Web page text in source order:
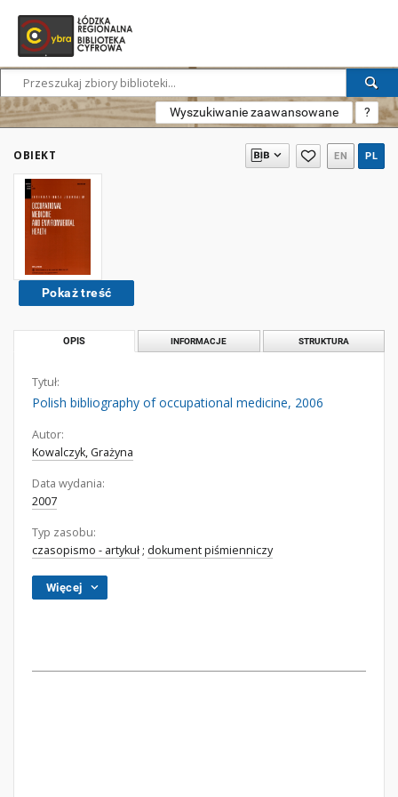
Wyszukiwanie zaawansowane ?
OBIEKT EN PL
Pokaż treść
OPIS INFORMACJE STRUKTURA
Tytuł:
Polish bibliography of occupational medicine, 2006
Autor:
Kowalczyk, Grażyna
Data wydania:
2007
Typ zasobu:
czasopismo - artykuł ; dokument piśmienniczy
Więcej